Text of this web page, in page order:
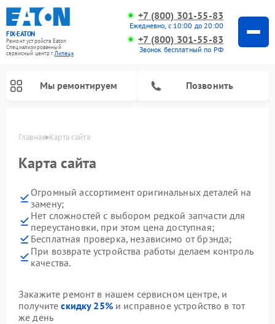
FIX-EATON
Ремонт устройств Eaton
Специализированный
cервисный центр г.Липецк
+7 (800) 301-55-83
Ежедневно, с 10:00 до 20:00
+7 (800) 301-55-83
Звонок бесплатный по РФ
Мы ремонтируем Позвонить
Главная Карта сайта
Карта сайта
Огромный ассортимент оригинальных деталей на
замену;
Нет сложностей с выбором редкой запчасти для
переустановки, при этом цена доступная;
Бесплатная проверка, независимо от брэнда;
При возврате устройства работы делаем контроль
качества.
Закажите ремонт в нашем сервисном центре, и
получитескидку 25%и исправное устройство в тот
же день